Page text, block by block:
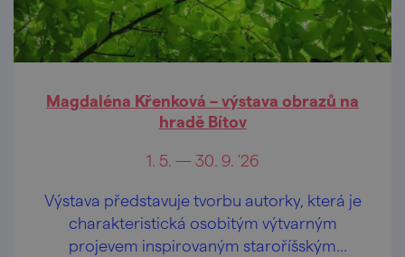
Magdaléna Křenková – výstava obrazů na
hradě Bítov
1. 5. — 30. 9. '26
Výstava představuje tvorbu autorky, která je
charakteristická osobitým výtvarným
projevem inspirovaným staroříšským